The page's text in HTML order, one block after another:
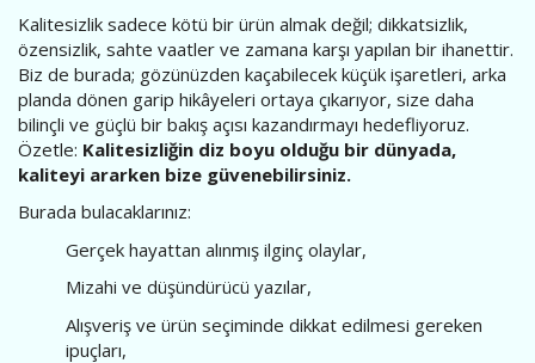
Kalitesizlik sadece kötü bir ürün almak değil; dikkatsizlik,
özensizlik, sahte vaatler ve zamana karşı yapılan bir ihanettir.
Biz de burada; gözünüzden kaçabilecek küçük işaretleri, arka
planda dönen garip hikâyeleri ortaya çıkarıyor, size daha
bilinçli ve güçlü bir bakış açısı kazandırmayı hedefliyoruz.
Özetle: Kalitesizliğin diz boyu olduğu bir dünyada,
kaliteyi ararken bize güvenebilirsiniz.
Burada bulacaklarınız:
Gerçek hayattan alınmış ilginç olaylar,
Mizahi ve düşündürücü yazılar,
Alışveriş ve ürün seçiminde dikkat edilmesi gereken
ipuçları,